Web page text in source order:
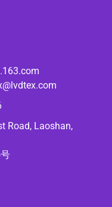
Road, Laoshan,